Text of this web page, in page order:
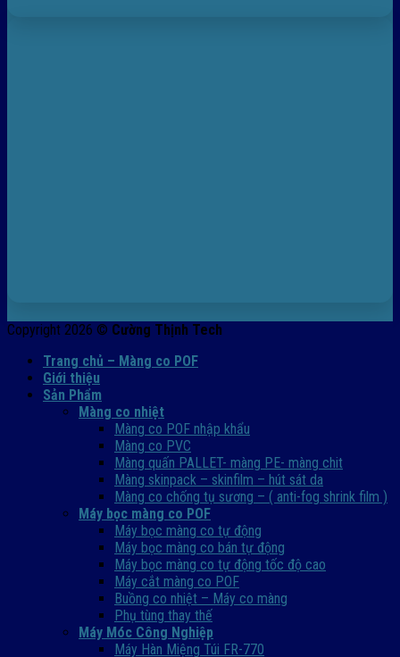
Copyright 2026 © Cường Thịnh Tech
Trang chủ – Màng co POF
Giới thiệu
Sản Phẩm
Màng co nhiệt
Màng co POF nhập khẩu
Màng co PVC
Màng quấn PALLET- màng PE- màng chit
Màng skinpack – skinfilm – hút sát da
Màng co chống tụ sương – ( anti-fog shrink film )
Máy bọc màng co POF
Máy bọc màng co tự động
Máy bọc màng co bán tự động
Máy bọc màng co tự động tốc độ cao
Máy cắt màng co POF
Buồng co nhiệt – Máy co màng
Phụ tùng thay thế
Máy Móc Công Nghiệp
Máy Hàn Miệng Túi FR-770